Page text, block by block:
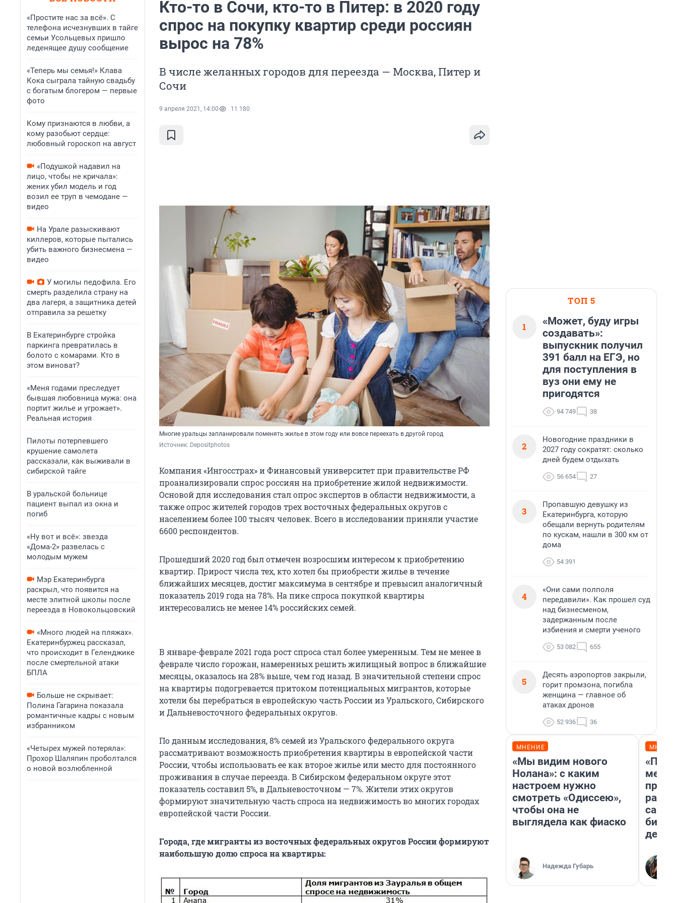
«Простите нас за всё». С
телефона исчезнувших в тайге
семьи Усольцевых пришло
леденящее душу сообщение
«Теперь мы семья!» Клава
Кока сыграла тайную свадьбу
с богатым блогером — первые
фото
Кому признаются в любви, а
кому разобьют сердце:
любовный гороскоп на август
«Подушкой надавил на
лицо, чтобы не кричала»:
жених убил модель и год
возил ее труп в чемодане —
видео
На Урале разыскивают
киллеров, которые пытались
убить важного бизнесмена —
видео
У могилы педофила. Его
смерть разделила страну на
два лагеря, а защитника детей
отправила за решетку
В Екатеринбурге стройка
паркинга превратилась в
болото с комарами. Кто в
этом виноват?
«Меня годами преследует
бывшая любовница мужа: она
портит жилье и угрожает».
Реальная история
Пилоты потерпевшего
крушение самолета
рассказали, как выживали в
сибирской тайге
В уральской больнице
пациент выпал из окна и
погиб
«Ну вот и всё»: звезда
«Дома-2» развелась с
молодым мужем
Мэр Екатеринбурга
раскрыл, что появится на
месте элитной школы после
переезда в Новокольцовский
«Много людей на пляжах».
Екатеринбуржец рассказал,
что происходит в Геленджике
после смертельной атаки
БПЛА
Больше не скрывает:
Полина Гагарина показала
романтичные кадры с новым
избранником
«Четырех мужей потеряла»:
Прохор Шаляпин проболтался
о новой возлюбленной
Кто-то в Сочи, кто-то в Питер: в 2020 году
спрос на покупку квартир среди россиян
вырос на 78%
В числе желанных городов для переезда — Москва, Питер и
Сочи
9 апреля 2021, 14:00 11 180
Многие уральцы запланировали поменять жилье в этом году или вовсе переехать в другой город
Источник: Depositphotos
Компания «Ингосстрах» и Финансовый университет при правительстве РФ
проанализировали спрос россиян на приобретение жилой недвижимости.
Основой для исследования стал опрос экспертов в области недвижимости, а
также опрос жителей городов трех восточных федеральных округов с
населением более 100 тысяч человек. Всего в исследовании приняли участие
6600 респондентов.
Прошедший 2020 год был отмечен возросшим интересом к приобретению
квартир. Прирост числа тех, кто хотел бы приобрести жилье в течение
ближайших месяцев, достиг максимума в сентябре и превысил аналогичный
показатель 2019 года на 78%. На пике спроса покупкой квартиры
интересовались не менее 14% российских семей.
В январе-феврале 2021 года рост спроса стал более умеренным. Тем не менее в
феврале число горожан, намеренных решить жилищный вопрос в ближайшие
месяцы, оказалось на 28% выше, чем год назад. В значительной степени спрос
на квартиры подогревается притоком потенциальных мигрантов, которые
хотели бы перебраться в европейскую часть России из Уральского, Сибирского
и Дальневосточного федеральных округов.
По данным исследования, 8% семей из Уральского федерального округа
рассматривают возможность приобретения квартиры в европейской части
России, чтобы использовать ее как второе жилье или место для постоянного
проживания в случае переезда. В Сибирском федеральном округе этот
показатель составил 5%, в Дальневосточном — 7%. Жители этих округов
формируют значительную часть спроса на недвижимость во многих городах
европейской части России.
Города, где мигранты из восточных федеральных округов России формируют
наибольшую долю спроса на квартиры:
ТОП 5
1
«Может, буду игры
создавать»:
выпускник получил
391 балл на ЕГЭ, но
для поступления в
вуз они ему не
пригодятся
94 749 38
2
Новогодние праздники в
2027 году сократят: сколько
дней будем отдыхать
56 654 27
3
Пропавшую девушку из
Екатеринбурга, которую
обещали вернуть родителям
по кускам, нашли в 300 км от
дома
54 391
4
«Они сами полполя
передавили». Как прошел суд
над бизнесменом,
задержанным после
избиения и смерти ученого
53 082 655
5
Десять аэропортов закрыли,
горит промзона, погибла
женщина — главное об
атаках дронов
52 936 36
МНЕНИЕ
«Мы видим нового
Нолана»: с каким
настроем нужно
смотреть «Одиссею»,
чтобы она не
выглядела как фиаско
Надежда Губарь